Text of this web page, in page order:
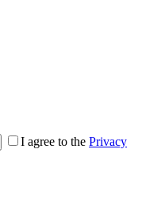
I agree to the Privacy